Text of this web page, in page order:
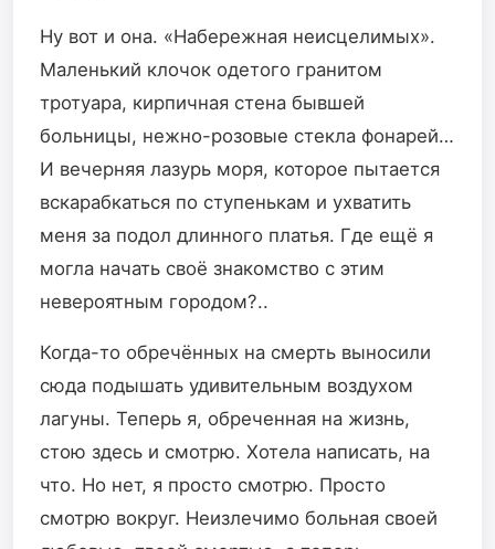
Ну вот и она. «Набережная неисцелимых».
Маленький клочок одетого гранитом
тротуара, кирпичная стена бывшей
больницы, нежно-розовые стекла фонарей…
И вечерняя лазурь моря, которое пытается
вскарабкаться по ступенькам и ухватить
меня за подол длинного платья. Где ещё я
могла начать своё знакомство с этим
невероятным городом?..
Когда-то обречённых на смерть выносили
сюда подышать удивительным воздухом
лагуны. Теперь я, обреченная на жизнь,
стою здесь и смотрю. Хотела написать, на
что. Но нет, я просто смотрю. Просто
смотрю вокруг. Неизлечимо больная своей